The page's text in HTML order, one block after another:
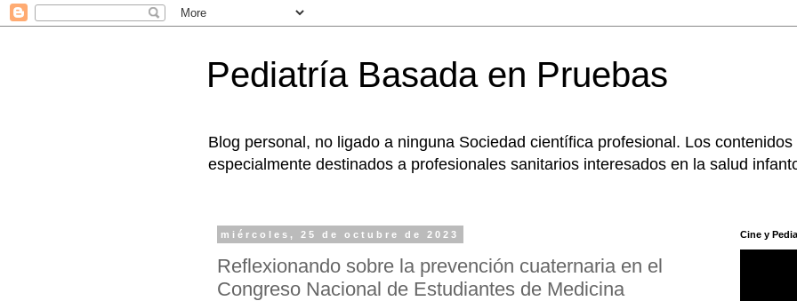
Pediatría Basada en Pruebas
Blog personal, no ligado a ninguna Sociedad científica profesional. Los
especialmente destinados a profesionales sanitarios interesados en la salud
miércoles, 25 de octubre de 2023
Reflexionando sobre la prevención cuaternaria en el
Congreso Nacional de Estudiantes de Medicina
Cine y